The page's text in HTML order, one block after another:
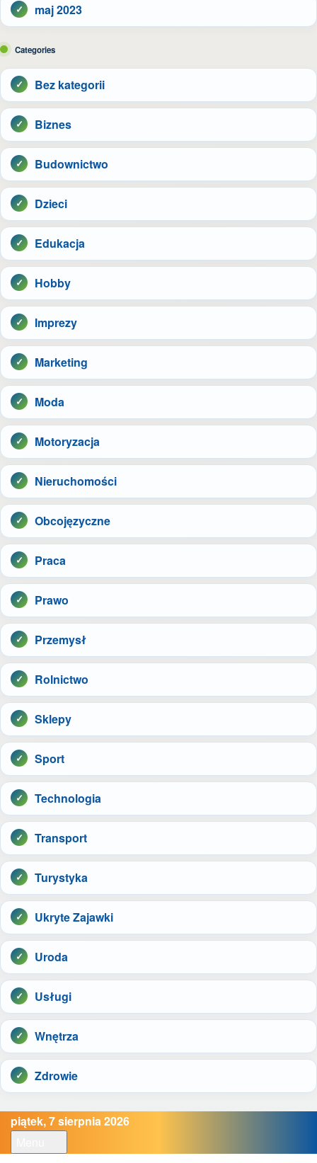
maj 2023
Categories
Bez kategorii
Biznes
Budownictwo
Dzieci
Edukacja
Hobby
Imprezy
Marketing
Moda
Motoryzacja
Nieruchomości
Obcojęzyczne
Praca
Prawo
Przemysł
Rolnictwo
Sklepy
Sport
Technologia
Transport
Turystyka
Ukryte Zajawki
Uroda
Usługi
Wnętrza
Zdrowie
piątek, 7 sierpnia 2026